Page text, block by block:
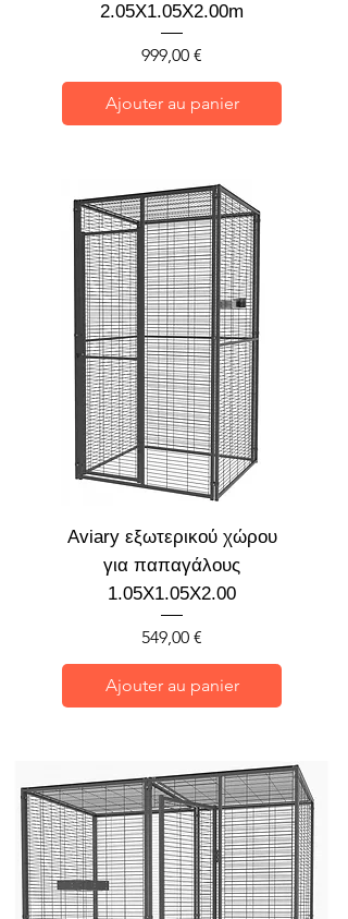
2.05X1.05X2.00m
Prix
999,00 €
Ajouter au panier
Aviary εξωτερικού χώρου
για παπαγάλους
1.05X1.05X2.00
Prix
549,00 €
Ajouter au panier